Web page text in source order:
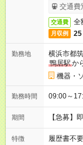
交通費
交通費 全
月収例 25
勤務地
横浜市都
鴨居駅か
機器・
勤務時間 09:00～
期間 【急募】
特徴 履歴書不要